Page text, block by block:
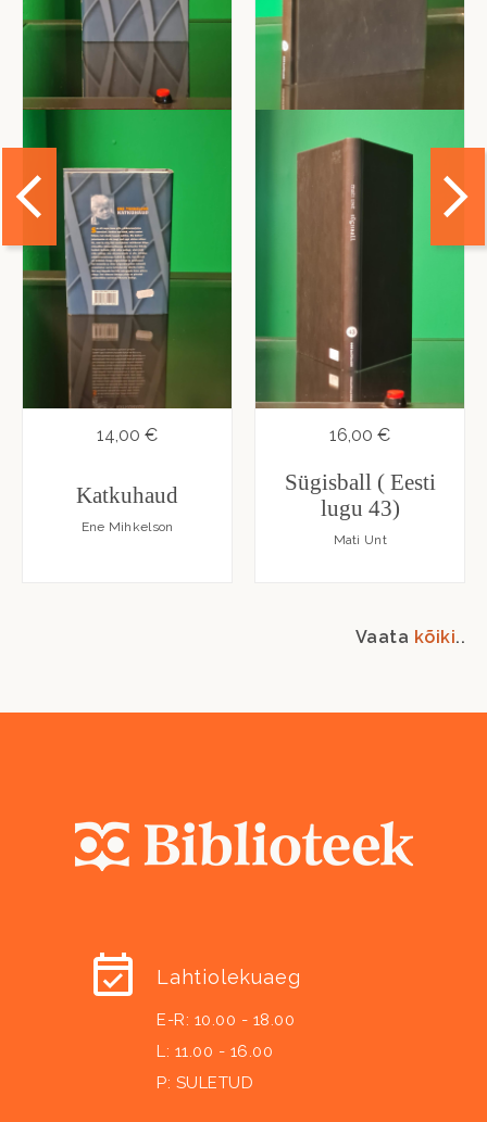
14,00 €
Katkuhaud
Ene Mihkelson
16,00 €
Sügisball ( Eesti
lugu 43)
Mati Unt
Vaata kõiki..
Lahtiolekuaeg
E-R: 10.00 - 18.00
L: 11.00 - 16.00
P: SULETUD